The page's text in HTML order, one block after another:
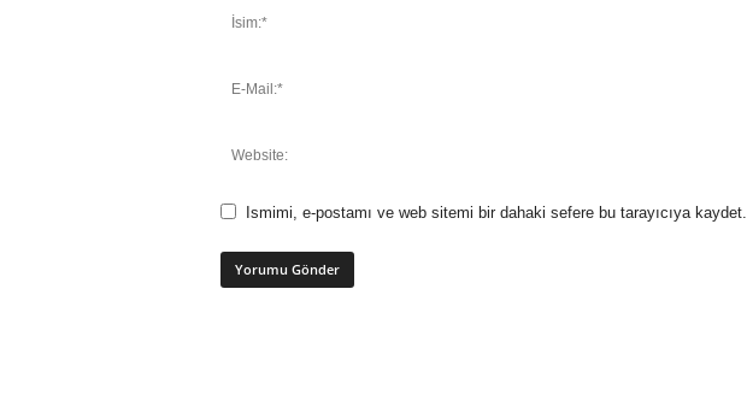
Ismimi, e-postamı ve web sitemi bir dahaki sefere bu tarayıcıya kaydet.